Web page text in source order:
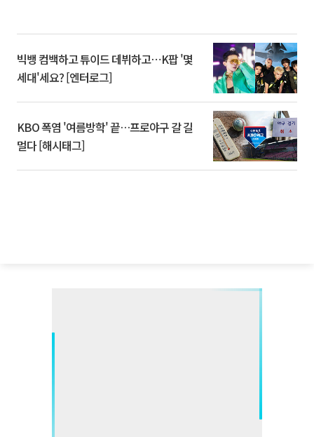
빅뱅 컴백하고 튜이드 데뷔하고⋯K팝 '몇
세대'세요? [엔터로그]
KBO 폭염 '여름방학' 끝…프로야구 갈 길
멀다 [해시태그]